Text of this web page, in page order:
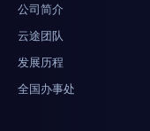
公司简介
云途团队
发展历程
全国办事处